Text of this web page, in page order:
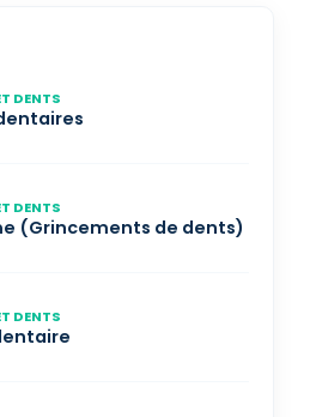
DENTS
DENTS
(Grincements de dents)
DENTS